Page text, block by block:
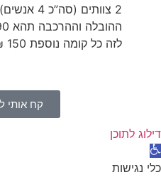
לזה כל קומה נוספת 150 ₪.
קח אותי
דילוג לתוכן
פתח
סרגל
כלי נגישות